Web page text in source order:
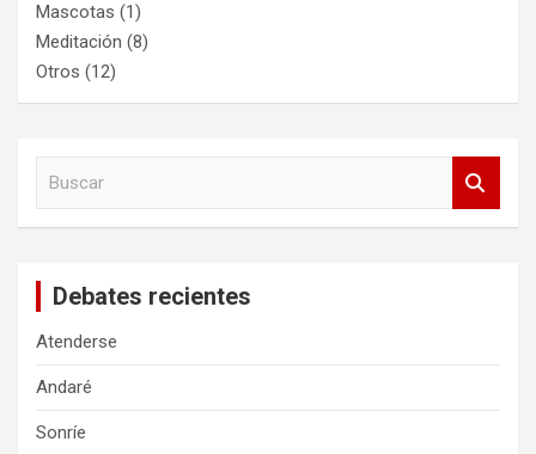
Mascotas (1)
Meditación (8)
Otros (12)
Debates recientes
Atenderse
Andaré
Sonríe